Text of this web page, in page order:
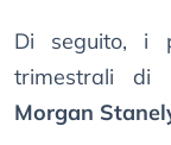
Di seguito, i
trimestrali di
Morgan